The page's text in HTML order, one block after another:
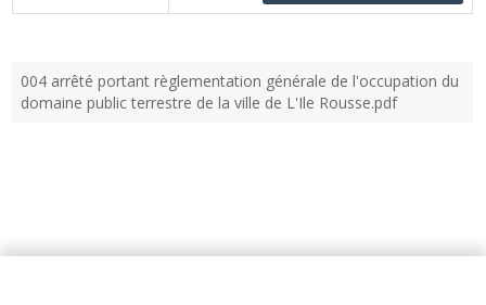
004 arrêté portant règlementation générale de l'occupation du
domaine public terrestre de la ville de L'Ile Rousse.pdf